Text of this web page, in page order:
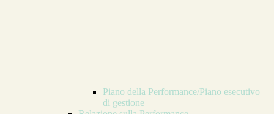
Piano della Performance/Piano esecutivo
di gestione